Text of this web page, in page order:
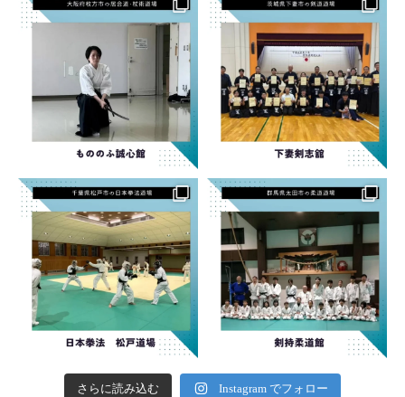
さらに読み込む Instagram でフォロー